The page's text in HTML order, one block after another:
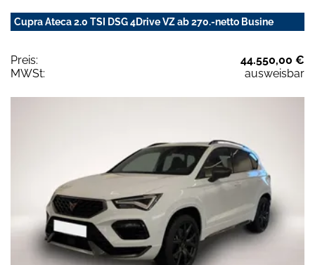
Cupra Ateca 2.0 TSI DSG 4Drive VZ ab 270.-netto Busine
Preis:
44.550,00 €
MWSt:
ausweisbar